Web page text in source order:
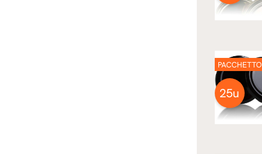
PACCHETTO
25u